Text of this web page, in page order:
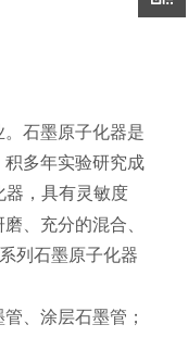
石墨原子化器是
多年实验研究成
器，具有灵敏度
、充分的混合、
列石墨原子化器
、涂层石墨管；